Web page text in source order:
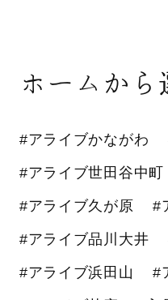
ホームから
#アライブかながわ
#アライブ世田谷中町
#アライブ久が原 #
#アライブ品川大井
#アライブ浜田山 #